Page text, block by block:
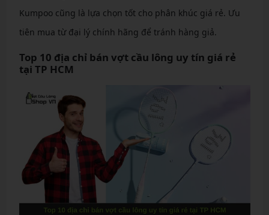
Kumpoo cũng là lựa chọn tốt cho phân khúc giá rẻ. Ưu
tiên mua từ đại lý chính hãng để tránh hàng giả.
Top 10 địa chỉ bán vợt cầu lông uy tín giá rẻ
tại TP HCM